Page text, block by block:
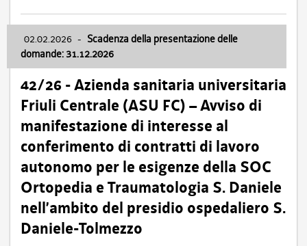
02.02.2026 - Scadenza della presentazione delle
domande: 31.12.2026
42/26 - Azienda sanitaria universitaria
Friuli Centrale (ASU FC) – Avviso di
manifestazione di interesse al
conferimento di contratti di lavoro
autonomo per le esigenze della SOC
Ortopedia e Traumatologia S. Daniele
nell’ambito del presidio ospedaliero S.
Daniele-Tolmezzo